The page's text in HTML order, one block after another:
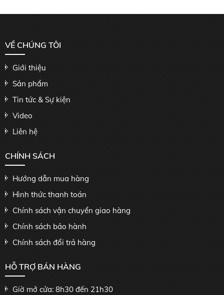
VỀ CHÚNG TÔI
Giới thiệu
Sản phẩm
Tin tức & Sự kiện
Video
Liên hệ
CHÍNH SÁCH
Hướng dẫn mua hàng
Hình thức thanh toán
Chính sách vận chuyển giao hàng
Chính sách bảo hành
Chính sách đổi trả hàng
HỖ TRỢ BÁN HÀNG
Giờ mở cửa: 8h30 đến 21h30